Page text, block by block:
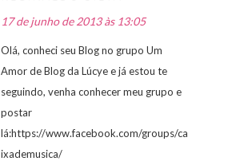
17 de junho de 2013 às 13:05
Olá, conheci seu Blog no grupo Um
Amor de Blog da Lúcye e já estou te
seguindo, venha conhecer meu grupo e
postar
lá:https://www.facebook.com/groups/ca
ixademusica/